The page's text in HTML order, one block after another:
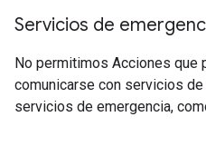
Servicios de
No permitimos Acciones que
comunicarse con servicios
servicios de emergencia,